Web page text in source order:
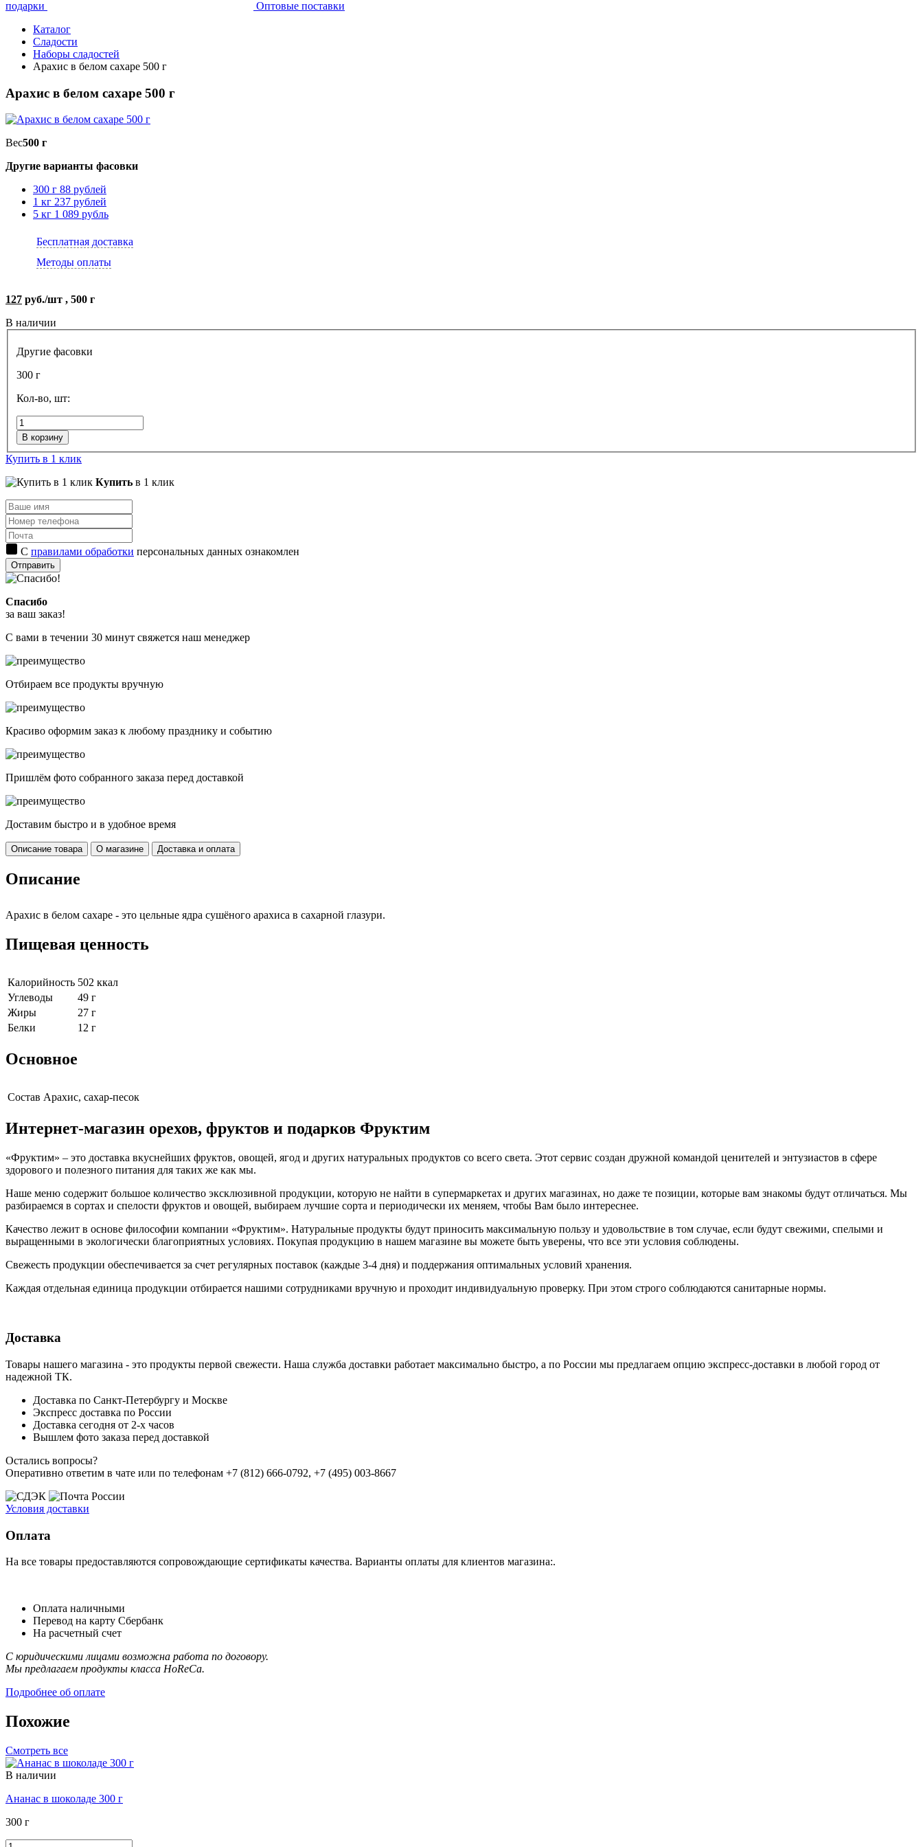
подарки
Оптовые поставки
Каталог
Сладости
Наборы сладостей
Арахис в белом сахаре 500 г
Арахис в белом сахаре 500 г
Вес500 г
Другие варианты фасовки
300 г 88 рублей
1 кг 237 рублей
5 кг 1 089 рубль
Бесплатная доставка
Методы оплаты
127 руб./шт , 500 г
В наличии
Другие фасовки
300 г
Кол-во, шт:
В корзину
Купить в 1 клик
Купить в 1 клик
С правилами обработки персональных данных ознакомлен
Отправить
Спасибо
за ваш заказ!
С вами в течении 30 минут свяжется наш менеджер
Отбираем все продукты вручную
Красиво оформим заказ к любому празднику и событию
Пришлём фото собранного заказа перед доставкой
Доставим быстро и в удобное время
Описание товара О магазине Доставка и оплата
Описание
Арахис в белом сахаре - это цельные ядра сушёного арахиса в сахарной глазури.
Пищевая ценность
Калорийность 502 ккал
Углеводы
49 г
Жиры
27 г
Белки
12 г
Основное
Cостав Арахис, сахар-песок
Интернет-магазин орехов, фруктов и подарков Фруктим
«Фруктим» – это доставка вкуснейших фруктов, овощей, ягод и других натуральных продуктов со всего света. Этот сервис создан дружной командой ценителей и энтузиастов в сфере
здорового и полезного питания для таких же как мы.
Наше меню содержит большое количество эксклюзивной продукции, которую не найти в супермаркетах и других магазинах, но даже те позиции, которые вам знакомы будут отличаться. Мы
разбираемся в сортах и спелости фруктов и овощей, выбираем лучшие сорта и периодически их меняем, чтобы Вам было интереснее.
Качество лежит в основе философии компании «Фруктим». Натуральные продукты будут приносить максимальную пользу и удовольствие в том случае, если будут свежими, cпелыми и
выращенными в экологически благоприятных условиях. Покупая продукцию в нашем магазине вы можете быть уверены, что все эти условия соблюдены.
Свежесть продукции обеспечивается за счет регулярных поставок (каждые 3-4 дня) и поддержания оптимальных условий хранения.
Каждая отдельная единица продукции отбирается нашими сотрудниками вручную и проходит индивидуальную проверку. При этом строго соблюдаются санитарные нормы.
Доставка
Товары нашего магазина - это продукты первой свежести. Наша служба доставки работает максимально быстро, а по России мы предлагаем опцию экспресс-доставки в любой город от
надежной ТК.
Доставка по Санкт-Петербургу и Москве
Экспресс доставка по России
Доставка сегодня от 2-х часов
Вышлем фото заказа перед доставкой
Остались вопросы?
Оперативно ответим в чате или по телефонам +7 (812) 666-0792, +7 (495) 003-8667
Условия доставки
Оплата
На все товары предоставляются сопровождающие сертификаты качества. Варианты оплаты для клиентов магазина:.
Оплата наличными
Перевод на карту Сбербанк
На расчетный счет
С юридическими лицами возможна работа по договору.
Мы предлагаем продукты класса HoReCa.
Подробнее об оплате
Похожие
Смотреть все
В наличии
Ананас в шоколаде 300 г
300 г